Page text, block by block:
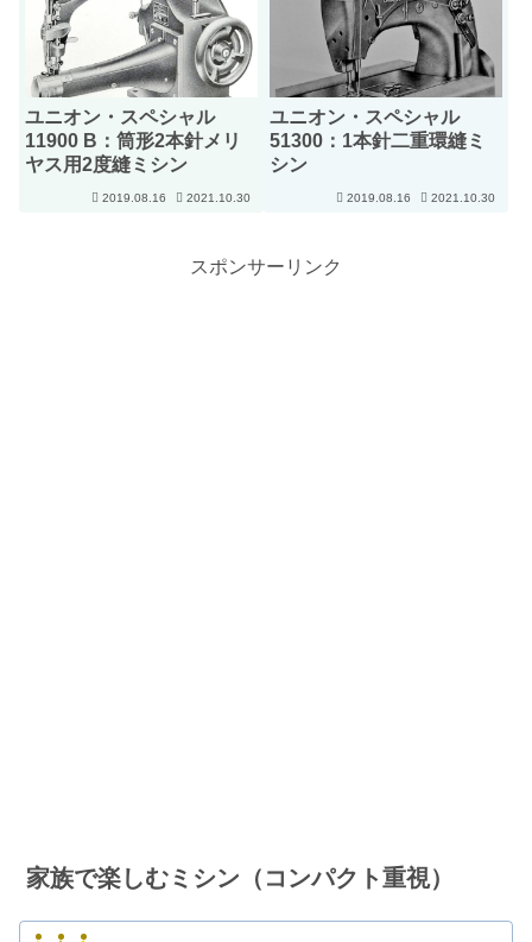
ユニオン・スペシャル
11900 B：筒形2本針メリ
ヤス用2度縫ミシン
2019.08.16 2021.10.30
ユニオン・スペシャル
51300：1本針二重環縫ミ
シン
2019.08.16 2021.10.30
スポンサーリンク
家族で楽しむミシン（コンパクト重視）